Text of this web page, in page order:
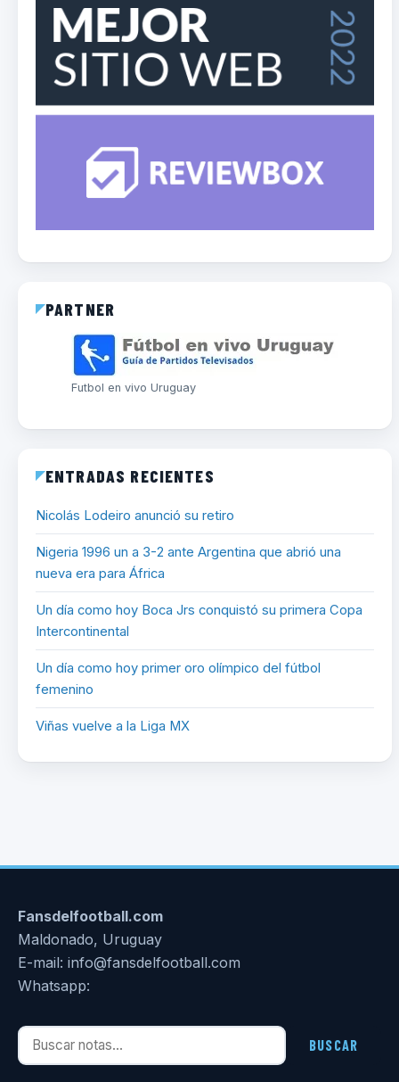
PARTNER
Futbol en vivo Uruguay
ENTRADAS RECIENTES
Nicolás Lodeiro anunció su retiro
Nigeria 1996 un a 3-2 ante Argentina que abrió una
nueva era para África
Un día como hoy Boca Jrs conquistó su primera Copa
Intercontinental
Un día como hoy primer oro olímpico del fútbol
femenino
Viñas vuelve a la Liga MX
Fansdelfootball.com
Maldonado, Uruguay
E-mail: info@fansdelfootball.com
Whatsapp:
Buscar notas BUSCAR